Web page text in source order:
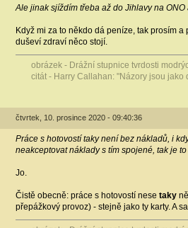
Ale jinak sjíždím třeba až do Jihlavy na
Když mi za to někdo dá peníze, tak prosím
duševí zdraví něco stojí.
obrázek - Drážní stupnice tvrdosti
citát - Harry Callahan: "Názory jsou jako
čtvrtek, 10. prosince 2020 - 09:40:36
Práce s hotovostí taky není bez nákladů, i
neakceptovat náklady s tím spojené, tak je
Jo.
Čistě obecně: práce s hotovostí nese taky
přepážkový provoz) - stejně jako ty karty. A